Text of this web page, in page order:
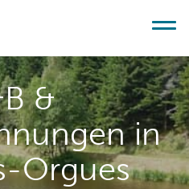
&
in
Orgues